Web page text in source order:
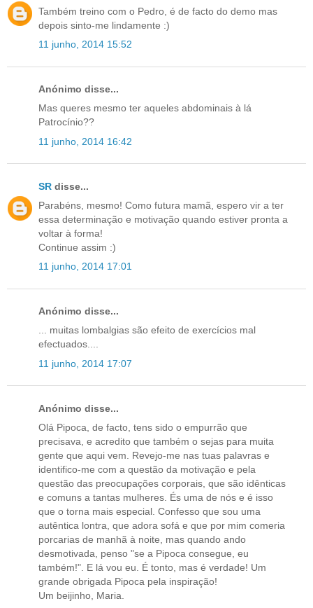
Também treino com o Pedro, é de facto do demo mas
depois sinto-me lindamente :)
11 junho, 2014 15:52
Anónimo disse...
Mas queres mesmo ter aqueles abdominais à lá
Patrocínio??
11 junho, 2014 16:42
SR disse...
Parabéns, mesmo! Como futura mamã, espero vir a ter
essa determinação e motivação quando estiver pronta a
voltar à forma!
Continue assim :)
11 junho, 2014 17:01
Anónimo disse...
... muitas lombalgias são efeito de exercícios mal
efectuados....
11 junho, 2014 17:07
Anónimo disse...
Olá Pipoca, de facto, tens sido o empurrão que
precisava, e acredito que também o sejas para muita
gente que aqui vem. Revejo-me nas tuas palavras e
identifico-me com a questão da motivação e pela
questão das preocupações corporais, que são idênticas
e comuns a tantas mulheres. És uma de nós e é isso
que o torna mais especial. Confesso que sou uma
autêntica lontra, que adora sofá e que por mim comeria
porcarias de manhã à noite, mas quando ando
desmotivada, penso "se a Pipoca consegue, eu
também!". E lá vou eu. É tonto, mas é verdade! Um
grande obrigada Pipoca pela inspiração!
Um beijinho, Maria.